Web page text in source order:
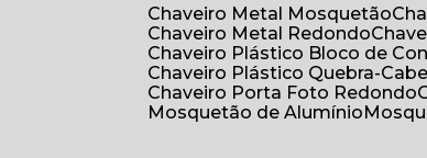
Chaveiro Metal Mosquetão
Chaveiro Metal Redondo
Chaveiro Plástico Bloco de
Chaveiro Plástico Quebra-
Chaveiro Porta Foto Redondo
Mosquetão de Alumínio